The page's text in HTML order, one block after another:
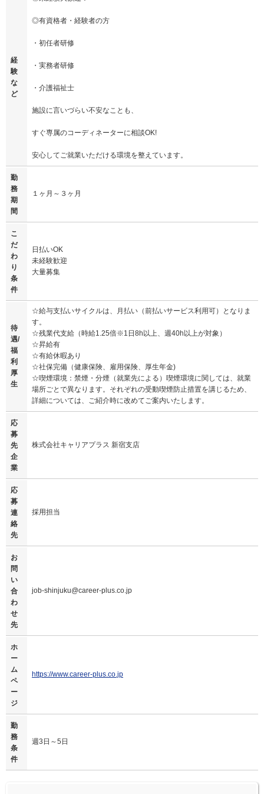
経
験
な
ど
◎有資格者・経験者の方
・初任者研修
・実務者研修
・介護福祉士
施設に言いづらい不安なことも、
すぐ専属のコーディネーターに相談OK!
安心してご就業いただける環境を整えています。
勤
務
期
間
１ヶ月～３ヶ月
こ
だ
わ
り
条
件
日払いOK
未経験歓迎
大量募集
待
遇/
福
利
厚
生
☆給与支払いサイクルは、月払い（前払いサービス利用可）となりま
す。
☆残業代支給（時給1.25倍※1日8h以上、週40h以上が対象）
☆昇給有
☆有給休暇あり
☆社保完備（健康保険、雇用保険、厚生年金)
☆喫煙環境：禁煙・分煙（就業先による）喫煙環境に関しては、就業
場所ごとで異なります。それぞれの受動喫煙防止措置を講じるため、
詳細については、ご紹介時に改めてご案内いたします。
応
募
先
企
業
株式会社キャリアプラス 新宿支店
応
募
連
絡
先
採用担当
お
問
い
合
わ
せ
先
job-shinjuku@career-plus.co.jp
ホ
ー
ム
ペ
ー
ジ
https://www.career-plus.co.jp
勤
務
条
件
週3日～5日